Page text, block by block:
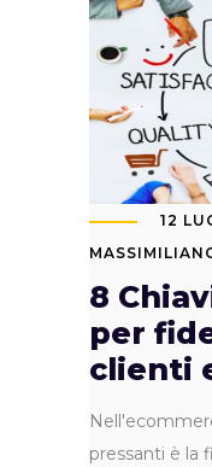
12
8
per
clienti
pressanti è la